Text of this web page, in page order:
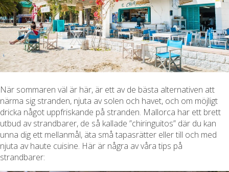
När sommaren väl är här, är ett av de bästa alternativen att
närma sig stranden, njuta av solen och havet, och om möjligt
dricka något uppfriskande på stranden. Mallorca har ett brett
utbud av strandbarer, de så kallade ”chiringuitos” där du kan
unna dig ett mellanmål, äta små tapasrätter eller till och med
njuta av haute cuisine. Här är några av våra tips på
strandbarer: